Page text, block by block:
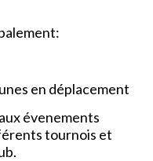
en déplacement
évenements
tournois et